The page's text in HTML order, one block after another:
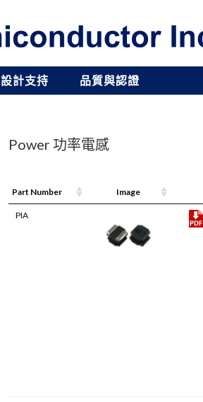
設計支持 品質與認證
Power 功率電感
Part Number Image
PIA